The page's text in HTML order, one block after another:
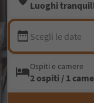
Luoghi
Scegli le date
Ospiti e camere
2 ospiti / 1